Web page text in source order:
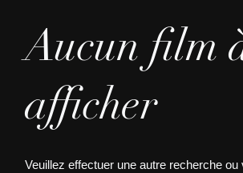
Aucun film
afficher
Veuillez effectuer une autre recherche